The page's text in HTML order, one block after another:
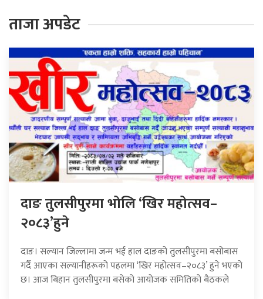
ताजा अपडेट
दाङ तुलसीपुरमा भोलि ‘खिर महोत्सव–
२०८३’हुने
दाङ। सल्यान जिल्लामा जन्म भई हाल दाङको तुलसीपुरमा बसोबास
गर्दै आएका सल्यानीहरूको पहलमा ‘खिर महोत्सव–२०८३’ हुने भएको
छ। आज बिहान तुलसीपुरमा बसेको आयोजक समितिको बैठकले